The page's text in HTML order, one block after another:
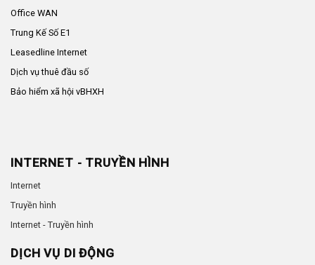
Office WAN
Trung Kế Số E1
Leasedline Internet
Dịch vụ thuê đầu số
Bảo hiểm xã hội vBHXH
INTERNET - TRUYỀN HÌNH
Internet
Truyền hình
Internet - Truyền hình
DỊCH VỤ DI ĐỘNG